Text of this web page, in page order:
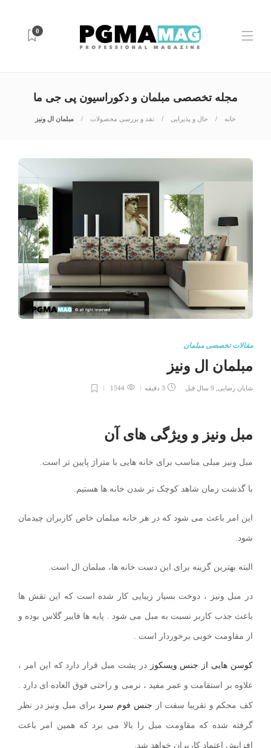
0
مجله تخصصی مبلمان و دکوراسیون پی جی ما
خانه حال و پذیرایی نقد و بررسی محصولات مبلمان ال ونیز
مقالات تخصصی مبلمان
مبلمان ال ونیز
شایان رضایی 9 سال قبل 3 دقیقه 1544
مبل ونیز و ویژگی های آن
مبل ونیز مبلی مناسب برای خانه هایی با متراژ پایین تر است.
با گذشت زمان شاهد کوچک تر شدن خانه ها هستیم.
این امر باعث می شود که در هر خانه مبلمان خاص کاربران چیدمان
شود.
البته بهترین گزینه برای این دست خانه ها، مبلمان ال است.
در مبل ونیز ، دوخت بسیار زیبایی کار شده است که این نقش ها
باعث جذب کاربر نسبت به مبل می شود . پایه ها فایبر گلاس بوده و
از مقاومت خوبی برخوردار است .
کوسن هایی از جنس ویسکوز در پشت مبل قرار دارد که این امر ،
علاوه بر استقامت و عمر مفید ، نرمی و راحتی فوق العاده ای دارد .
کف محکم و تقریبا سفت از جنس فوم سردبرای مبل ونیز در نظر
گرفته شده که مقاومت مبل را بالا می برد که همین امر باعث
افزایش اعتماد کاربران خواهد شد.